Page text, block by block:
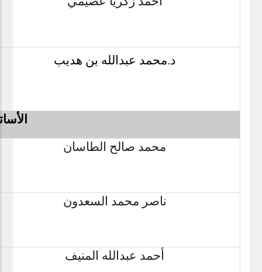
د.محمد عبدالله بن هديب
محمد صالح الطاسان
ناصر محمد السعدون
أحمد عبدالله المنيف